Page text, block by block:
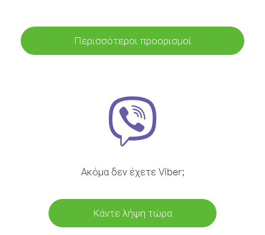
Περισσότεροι προορισμοί
Ακόμα δεν έχετε Viber;
Κάντε λήψη τώρα